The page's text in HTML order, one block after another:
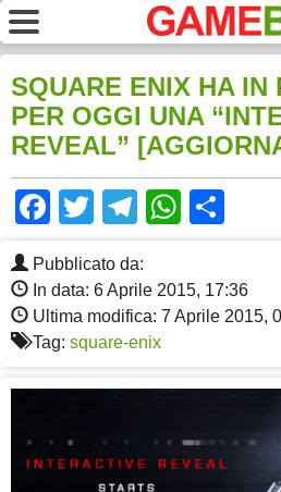
SQUARE ENIX HA IN
PER OGGI UNA
REVEAL”
Facebook
TwitterTelegram
Pubblicato da:
In data: 6 Aprile 2015, 17:36
Ultima modifica: 7 Aprile 2015,
Tag: square-enix